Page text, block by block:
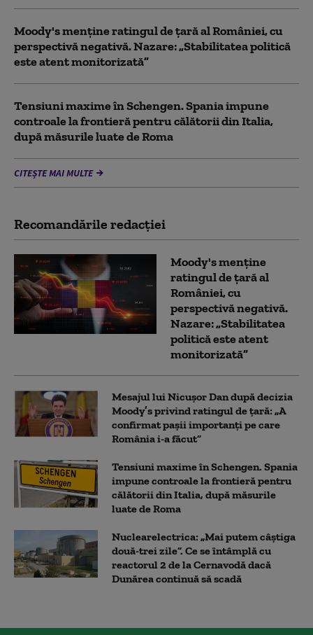
Moody's menține ratingul de țară al României, cu
perspectivă negativă. Nazare: „Stabilitatea politică
este atent monitorizată”
Tensiuni maxime în Schengen. Spania impune
controale la frontieră pentru călătorii din Italia,
după măsurile luate de Roma
CITEȘTE MAI MULTE
Recomandările redacţiei
Moody's menține
ratingul de țară al
României, cu
perspectivă negativă.
Nazare: „Stabilitatea
politică este atent
monitorizată”
Mesajul lui Nicușor Dan după decizia
Moody’s privind ratingul de țară: „A
confirmat pașii importanți pe care
România i-a făcut”
Tensiuni maxime în Schengen. Spania
impune controale la frontieră pentru
călătorii din Italia, după măsurile
luate de Roma
Nuclearelectrica: „Mai putem câștiga
două-trei zile”. Ce se întâmplă cu
reactorul 2 de la Cernavodă dacă
Dunărea continuă să scadă